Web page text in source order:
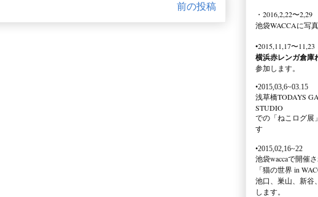
前の投稿
・2016,2,22〜2,29
池袋WACCAに写
•2015,11,17〜11,23
横浜赤レンガ倉庫
参加します。
•2015,03,6~03.15
浅草橋TODAYS
STUDIO
での 「ねこログ展
す
•2015,02,16~22
池袋waccaで開催
「猫の世界 in
池口、巣山、新谷
します。